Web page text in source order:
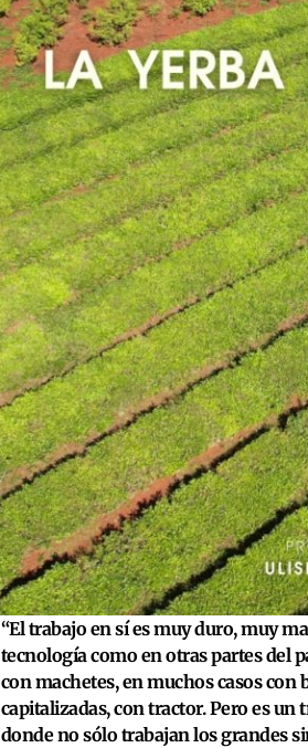
“El trabajo en sí es muy duro, muy
tecnología como en otras partes del
con machetes, en muchos casos con
capitalizadas, con tractor. Pero es un
donde no sólo trabajan los grandes